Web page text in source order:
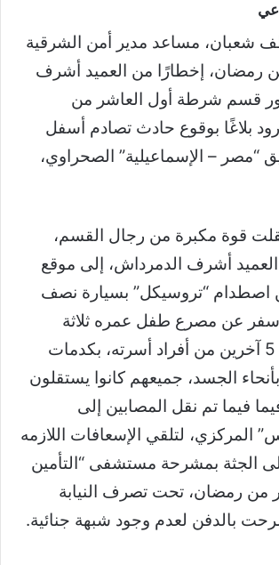
شعبان، مساعد مدير أمن الشرقية
رمضان، إخطارًا من العميد أشرف
قسم شرطة أول العاشر من
بلاغًا بوقوع حادث تصادم أسفل
52 بطريق “مصر – الإسماعيلية” الصحراوي،
قوة مكبرة من رجال القسم،
العميد أشرف الدمرداش، إلى موقع
اصطدام “تروسيكل” بسيارة نصف
أسفر عن مصرع طفل عمره ثلاثة
سنوات، وإصابة 5 آخرين من أفراد أسرته، بكدمات
الجسد، جميعهم كانوا يستقلون
فيما تم نقل المصابين إلى
المركزي، لتلقي الإسعافات اللازمه
الجثة بمشرحة مستشفى “التأمين
من رمضان، تحت تصرف النيابة
بالدفن لعدم وجود شبهة جنائية.